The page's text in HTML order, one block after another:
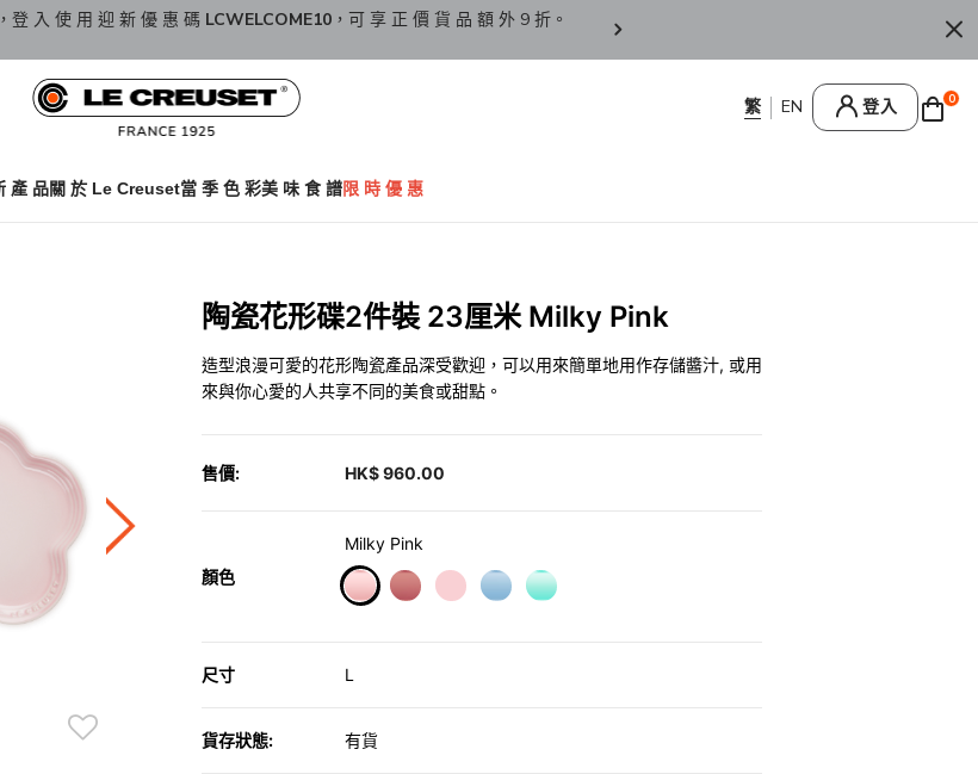
登 入 使 用 迎 新 優 惠 碼 LCWELCOME10 ，可 享 正 價 貨 品 額 外 9 折。 香 港 / 澳 門 訂 單 滿
登入 0
產 品關 於 Le Creuset當 季 色 彩美 味 食 譜限 時 優 惠
陶瓷花形碟2件裝 23厘米 Milky Pink
造型浪漫可愛的花形陶瓷產品深受歡迎，可以用來簡單地用作存儲醬汁, 或用
來與你心愛的人共享不同的美食或甜點。
售價: HK$ 960.00
顏色
Milky Pink
尺寸 L
貨存狀態: 有貨